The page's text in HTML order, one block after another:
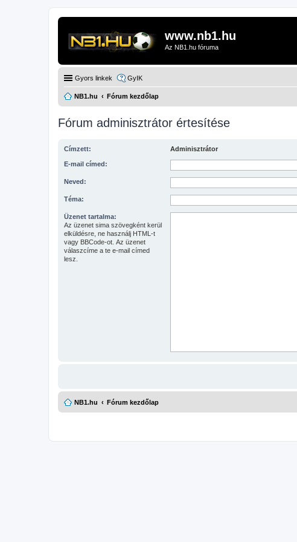
www.nb1.hu
Az NB1.hu fóruma
Gyors linkek GyIK
NB1.hu Fórum kezdőlap
Fórum adminisztrátor értesítése
Címzett: Adminisztrátor
E-mail címed:
Neved:
Téma:
Üzenet tartalma:
Az üzenet sima szövegként kerül
elküldésre, ne használj HTML-t
vagy BBCode-ot. Az üzenet
válaszcíme a te e-mail címed
lesz.
NB1.hu Fórum kezdőlap